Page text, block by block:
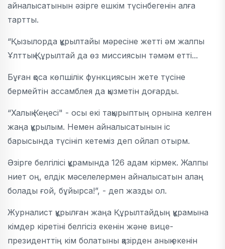
айналысатынын әзірге ешкім түсінбегенін алға
тартты.
“Қызылорда құрылтайы мәресіне жетті әм жалпы
Ұлттық Құрылтай да өз миссиясын тәмәм етті...
Бұған қоса көпшілік функциясын жете түсіне
бермейтін ассамблея да қызметін доғарды.
“Халық Кеңесі" - осы екі тақырыптың орнына келген
жаңа құрылым. Немен айналысатынын іс
барысында түсініп кетеміз деп ойлап отырм.
Әзірге белгілісі құрамында 126 адам кірмек. Жалпы
ниет оң, елдік мәселелермен айналысатын алаң
болады ғой, бұйырса!”, - деп жазды ол.
Журналист құрылған жаңа Құрылтайдың құрамына
кімдер кіретіні белгісіз екенін және вице-
президенттің кім болатыны қазірден анық екенін